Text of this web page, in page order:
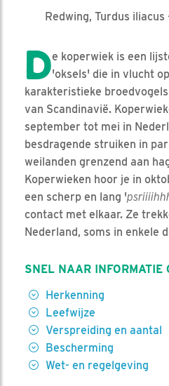
Redwing, Turdus
De koperwiek is een
'oksels' die in vlucht
karakteristieke
van Scandinavië.
september tot mei in
besdragende struiken in
weilanden grenzend aan
Koperwieken hoor je in
een scherp en lang '
contact met elkaar. Ze
Nederland, soms in enkele
SNEL NAAR INFORMATIE
Herkenning
Leefwijze
Verspreiding en aantal
Bescherming
Wet- en regelgeving